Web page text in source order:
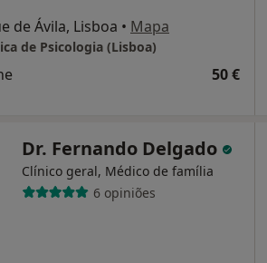
de Ávila, Lisboa • Mapa
de Psicologia (Lisboa)
50 €
Dr. Fernando Delgado
Clínico geral, Médico de família
6 opiniões